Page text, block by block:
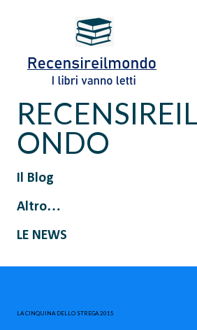
Passa ai contenuti
ONDO
Il Blog
Altro…
LE NEWS
LA CINQUINA DELLO STREGA 2015